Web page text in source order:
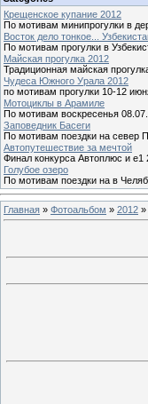
Крещенское купание 2012
По мотивам минипрогулки в
Восток дело тонкое...
По мотивам прогулки в
Майская прогулка 2012
Традиционная майская
Чудеса Южного Урала 2012
по мотивам прогулки 10-12
Мотоциклы в Арамиле
По мотивам воскресенья
Заповедник Басеги
По мотивам поездки на север
Автопутешествие за мечтой
Финал конкурса Автоплюс и е1
Голубое озеро
По мотивам поездки на в
Главная » Фотоальбом » 2012 »